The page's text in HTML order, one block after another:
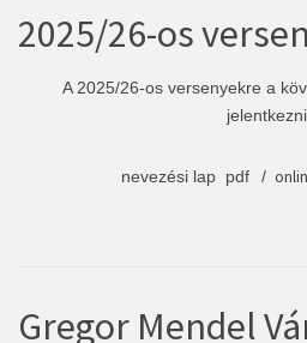
2025/26-os
A 2025/26-os versenyekre a
nevezési lap pdf /
Gregor Mendel